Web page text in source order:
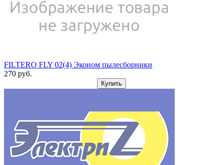
FILTERO FLY 02(4) Эконом пылесборники
270 pуб.
Купить